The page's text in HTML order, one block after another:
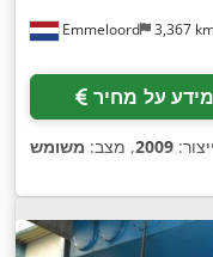
Emmeloord 3,367
מידע על מחיר
2009, מצב: משומש